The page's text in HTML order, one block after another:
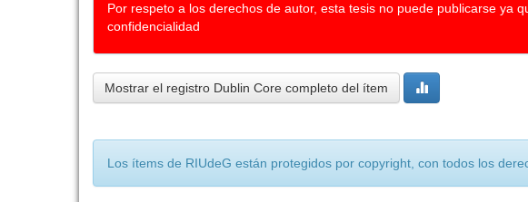
Por respeto a los derechos de autor, esta tesis no puede publicarse ya
confidencialidad
Mostrar el registro Dublin Core completo del ítem
Los ítems de RIUdeG están protegidos por copyright, con todos los